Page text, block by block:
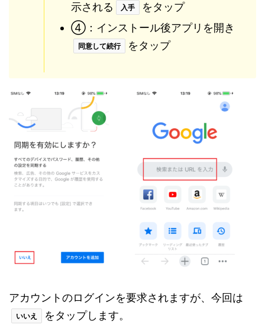
示される
入手
をタップ
④：インストール後アプリを開き
同意して続行 をタップ
アカウントのログインを要求されますが、今回は
いいえ をタップします。